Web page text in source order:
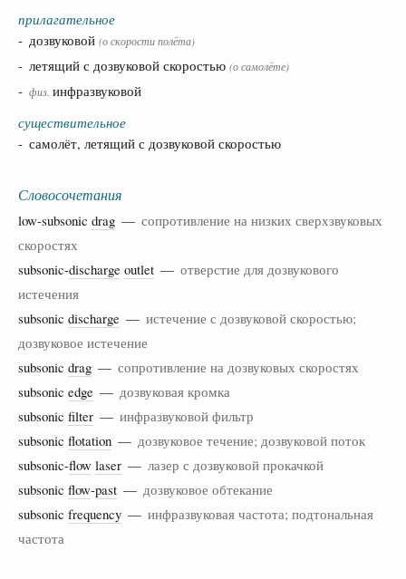
прилагательное
- дозвуковой (о скорости полёта)
- летящий с дозвуковой скоростью (о самолёте)
- физ. инфразвуковой
существительное
- самолёт, летящий с дозвуковой скоростью
Словосочетания
low-subsonic drag — сопротивление на низких сверхзвуковых
скоростях
subsonic-discharge outlet — отверстие для дозвукового
истечения
subsonic discharge — истечение с дозвуковой скоростью;
дозвуковое истечение
subsonic drag — сопротивление на дозвуковых скоростях
subsonic edge — дозвуковая кромка
subsonic filter — инфразвуковой фильтр
subsonic flotation — дозвуковое течение; дозвуковой поток
subsonic-flow laser — лазер с дозвуковой прокачкой
subsonic flow-past — дозвуковое обтекание
subsonic frequency — инфразвуковая частота; подтональная
частота